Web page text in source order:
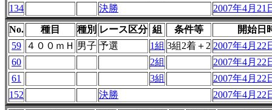
134
決勝 2007年4月21
No. 種目 種別 レース区分 組 条件等
開始日
59
４００ｍＨ 男子 予選 1組 3組2着＋2 2007年4月22
60
2組
2007年4月22
61
3組
2007年4月22
152
決勝 2007年4月22